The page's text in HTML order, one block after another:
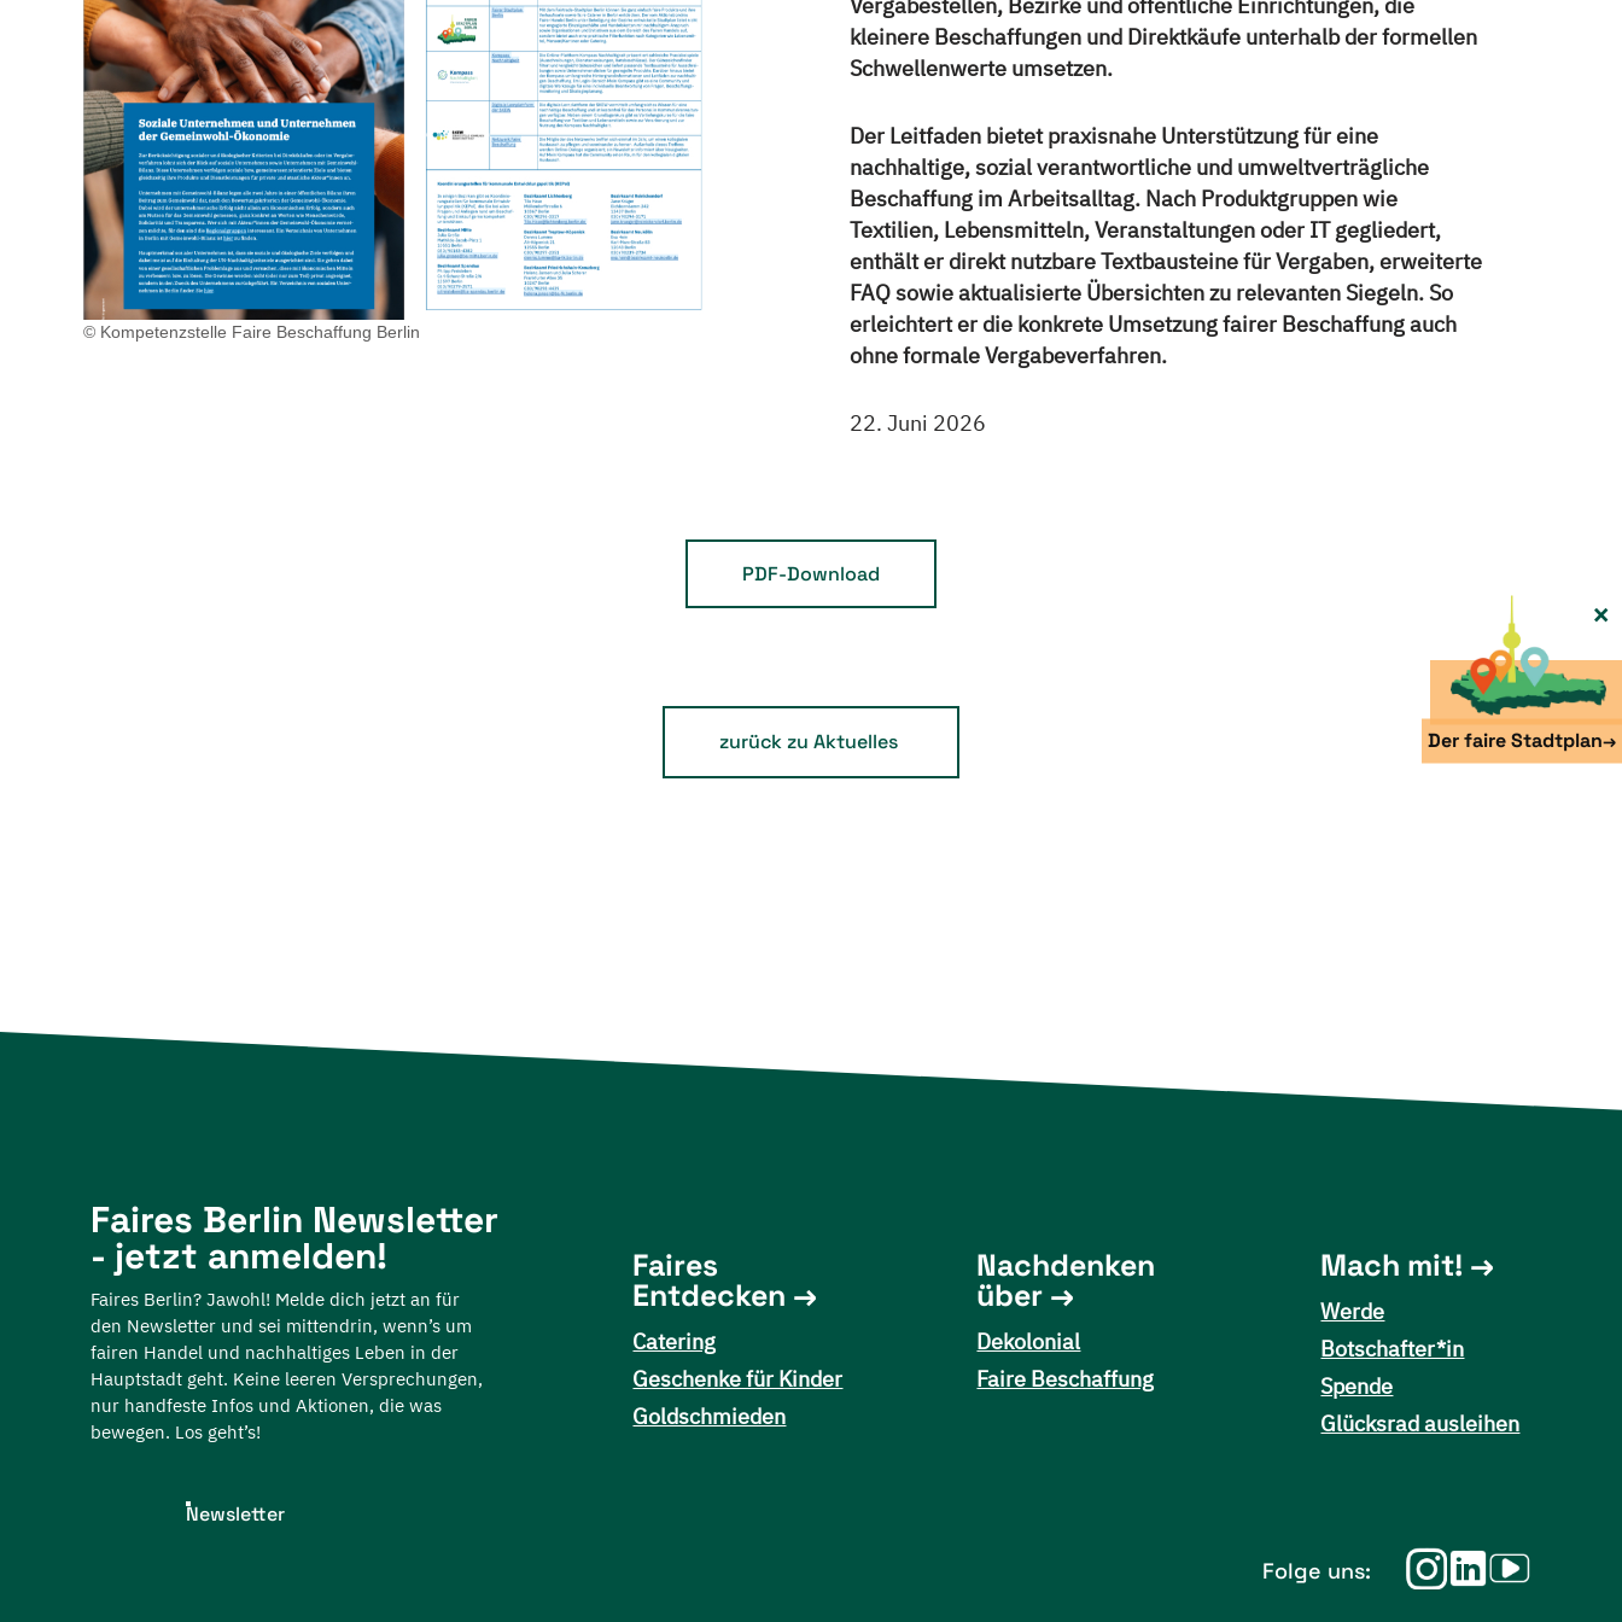
© Kompetenzstelle Faire Beschaffung Berlin
kleinere Beschaffungen und Direktkäufe unterhalb der formellen
Schwellenwerte umsetzen.
Der Leitfaden bietet praxisnahe Unterstützung für eine
nachhaltige, sozial verantwortliche und umweltverträgliche
Beschaffung im Arbeitsalltag. Nach Produktgruppen wie
Textilien, Lebensmitteln, Veranstaltungen oder IT gegliedert,
enthält er direkt nutzbare Textbausteine für Vergaben, erweiterte
FAQ sowie aktualisierte Übersichten zu relevanten Siegeln. So
erleichtert er die konkrete Umsetzung fairer Beschaffung auch
ohne formale Vergabeverfahren.
22. Juni 2026
PDF-Download
zurück zu Aktuelles
Faires Berlin Newsletter
- jetzt anmelden!
Faires Berlin? Jawohl! Melde dich jetzt an für
den Newsletter und sei mittendrin, wenn’s um
fairen Handel und nachhaltiges Leben in der
Hauptstadt geht. Keine leeren Versprechungen,
nur handfeste Infos und Aktionen, die was
bewegen. Los geht’s!
Newsletter
Faires
Entdecken
Catering
Geschenke für Kinder
Goldschmieden
Nachdenken
über
Dekolonial
Faire Beschaffung
Mach mit!
Werde
Botschafter*in
Spende
Glücksrad ausleihen
Folge uns:
×
Der faire Stadtplan→